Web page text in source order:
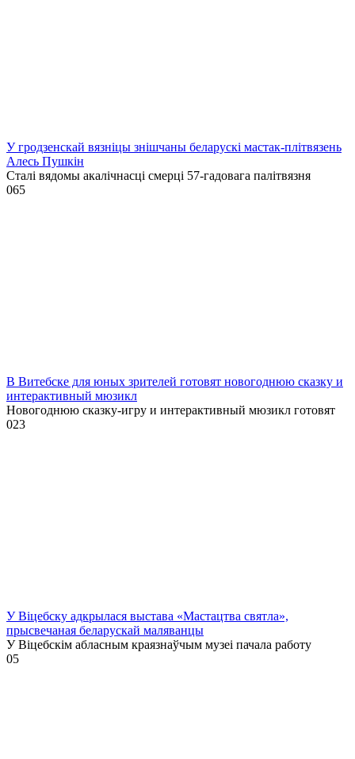
У гродзенскай вязніцы знішчаны беларускі мастак-плітвязень
Алесь Пушкін
Сталі вядомы акалічнасці смерці 57-гадовага палітвязня
065
В Витебске для юных зрителей готовят новогоднюю сказку и
интерактивный мюзикл
Новогоднюю сказку-игру и интерактивный мюзикл готовят
023
У Віцебску адкрылася выстава «Мастацтва святла»,
прысвечаная беларускай маляванцы
У Віцебскім абласным краязнаўчым музеі пачала работу
05